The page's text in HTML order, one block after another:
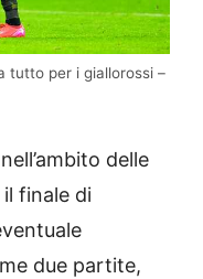
tutto per i giallorossi –
delle
finale di
due partite,